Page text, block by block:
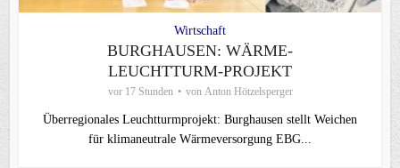
Wirtschaft
BURGHAUSEN: WÄRME-
LEUCHTTURM-PROJEKT
vor 17 Stunden von Anton Hötzelsperger
Überregionales Leuchtturmprojekt: Burghausen stellt Weichen
für klimaneutrale Wärmeversorgung EBG...